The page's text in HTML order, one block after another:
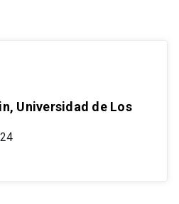
Universidad de Los